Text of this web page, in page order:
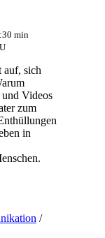
min
auf, sich
Videos
zum
in
/